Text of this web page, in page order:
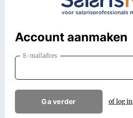
Account aanmaken
E-mailadres
Ga verder of log in